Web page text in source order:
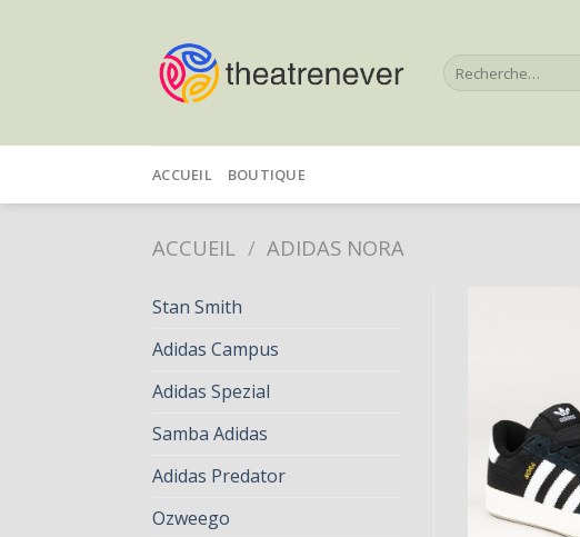
Recherche
pour :
ACCUEIL BOUTIQUE
ACCUEIL / ADIDAS NORA
Stan Smith
Adidas Campus
Adidas Spezial
Samba Adidas
Adidas Predator
Ozweego